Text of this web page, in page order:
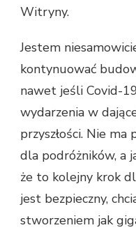
Witryny.
Jestem
kontynuować
nawet jeśli Covid-
wydarzenia w
przyszłości. Nie
dla podróżników, a
że to kolejny krok
jest bezpieczny,
stworzeniem jak